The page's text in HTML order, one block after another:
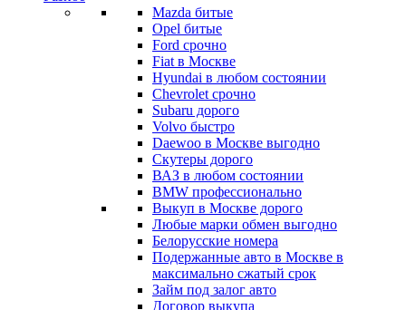
Mazda битые
Opel битые
Ford срочно
Fiat в Москве
Hyundai в любом состоянии
Chevrolet срочно
Subaru дорого
Volvo быстро
Daewoo в Москве выгодно
Скутеры дорого
ВАЗ в любом состоянии
BMW профессионально
Выкуп в Москве дорого
Любые марки обмен выгодно
Белорусские номера
Подержанные авто в Москве в
максимально сжатый срок
Займ под залог авто
Договор выкупа